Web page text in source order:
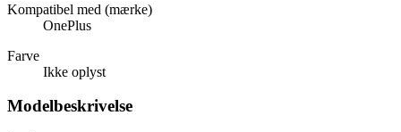
Kompatibel med (mærke)
OnePlus
Farve
Ikke oplyst
Modelbeskrivelse